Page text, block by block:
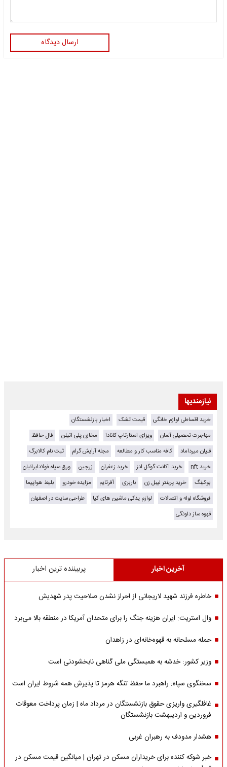
ارسال دیدگاه
نیازمندیها
خرید اقساطی لوازم خانگی قیمت تشک
اخبار بازنشستگان
مهاجرت تحصیلی آلمان
ویزای استارتاپ کانادا مخازن پلی اتیلن
فال حافظ
قلیان میرداماد
کافه مناسب کار و مطالعه مجله آرایش گرام
ثبت نام کالابرگ
خرید nft
خرید اکانت گوگل ادز خرید زعفران زرچین
ورق سیاه فولادایرانیان
بوکینگ
خرید پرینتر لیبل زن باربری آفرتایم مزایده خودرو
بلیط هواپیما
فروشگاه لوله و اتصالات
لوازم یدکی ماشین های کیا
طراحی سایت در اصفهان
قهوه ساز دلونگی
آخرین اخبار پربیننده ترین اخبار
خاطره فرزند شهید لاریجانی از احراز نشدن صلاحیت پدر شهدیش
وال استریت: ایران هزینه جنگ را برای متحدان آمریکا در منطقه بالا می‌برد
حمله مسلحانه به قهوه‌خانه‌ای در زاهدان
وزیر کشور: خدشه به همبستگی ملی گناهی نابخشودنی است
سخنگوی سپاه: راهبرد ما حفظ تنگه هرمز تا پذیرش همه شروط ایران است
غافلگیری واریزی حقوق بازنشستگان در مرداد ماه | زمان پرداخت معوقات
فروردین و اردیبهشت بازنشستگان
هشدار مدودف به رهبران غربی
خبر شوکه کننده برای خریداران مسکن در تهران | میانگین قیمت مسکن در